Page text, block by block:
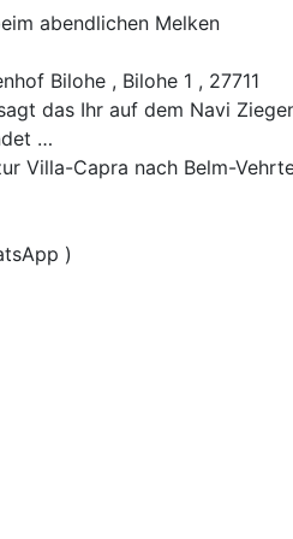
abendlichen Melken
Bilohe , Bilohe 1 , 27711
das Ihr auf dem Navi
…
Villa-Capra nach Belm-
)